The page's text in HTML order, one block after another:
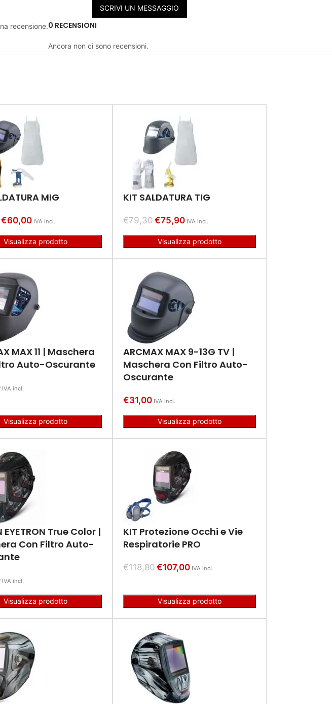
SCRIVI UN MESSAGGIO
0 RECENSIONI
Ancora non ci sono recensioni.
recensione.
MIG
€60,00 IVA incl.
Visualizza prodotto
KIT SALDATURA TIG
€79,30€75,90 IVA incl.
Visualizza prodotto
MAX 11 | Maschera
Auto-Oscurante
IVA incl.
Visualizza prodotto
ARCMAX MAX 9-13G TV |
Maschera Con Filtro Auto-
Oscurante
€31,00 IVA incl.
Visualizza prodotto
EYETRON True Color |
Con Filtro Auto-
IVA incl.
Visualizza prodotto
KIT Protezione Occhi e Vie
Respiratorie PRO
€118,80€107,00 IVA incl.
Visualizza prodotto